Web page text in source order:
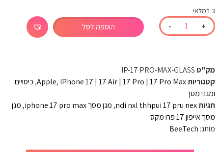
3 במלאי
+
- הוספה לסל
מק"ט IP-17 PRO-MAX-GLASS
קטגוריות
Apple, IPhone 17 | 17 Air | 17 Pro | 17 Pro Max
, כיסויים
ומגני מסך
תגיותndi nxl thhpui 17 pru nex
, מגן מסך iphone 17 pro max , מגן
מסך אייפון 17 פרו מקס
מותג: BeeTech